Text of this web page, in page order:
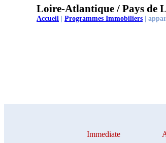
Loire-Atlantique / Pays de
Accueil | Programmes Immobiliers |
Immediate